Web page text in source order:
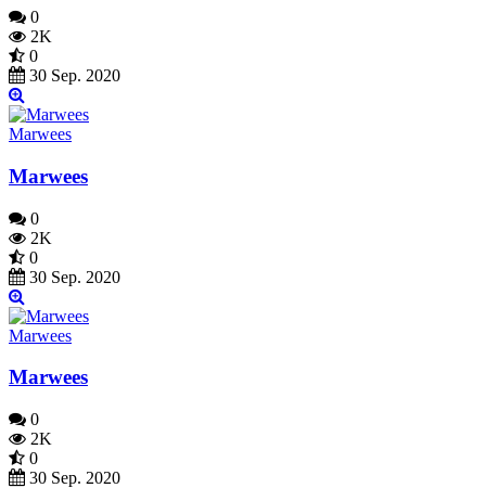
0
2K
0
30 Sep. 2020
Marwees
Marwees
0
2K
0
30 Sep. 2020
Marwees
Marwees
0
2K
0
30 Sep. 2020